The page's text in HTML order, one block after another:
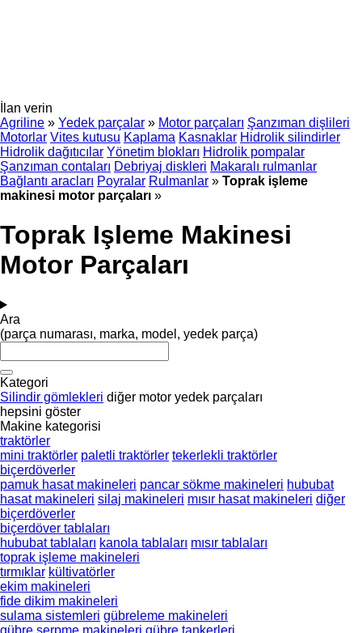
İlan verin
Agriline » Yedek parçalar » Motor parçaları Şanzıman dişlileri
Motorlar Vites kutusu Kaplama Kasnaklar Hidrolik silindirler
Hidrolik dağıtıcılar Yönetim blokları Hidrolik pompalar
Şanzıman contaları Debriyaj diskleri Makaralı rulmanlar
Bağlantı aracları Poyralar Rulmanlar » Toprak işleme
makinesi motor parçaları »
Toprak Işleme Makinesi
Motor Parçaları
Ara
(parça numarası, marka, model, yedek parça)
Kategori
Silindir gömlekleri diğer motor yedek parçaları
hepsini göster
Makine kategorisi
traktörler
mini traktörler paletli traktörler tekerlekli traktörler
biçerdöverler
pamuk hasat makineleri pancar sökme makineleri hububat
hasat makineleri silaj makineleri mısır hasat makineleri diğer
biçerdöverler
biçerdöver tablaları
hububat tablaları kanola tablaları mısır tablaları
toprak işleme makineleri
tırmıklar kültivatörler
ekim makineleri
fide dikim makineleri
sulama sistemleri gübreleme makineleri
gübre serpme makineleri gübre tankerleri